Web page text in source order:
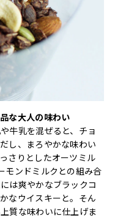
な大人の味わい
牛乳を混ぜると、チョ
し、まろやかな味わい
さりとしたオーツミル
モンドミルクとの組み合
は爽やかなブラックコ
なウイスキーと。そん
質な味わいに仕上げま